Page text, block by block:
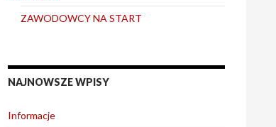
ZAWODOWCY NA START
NAJNOWSZE WPISY
Informacje